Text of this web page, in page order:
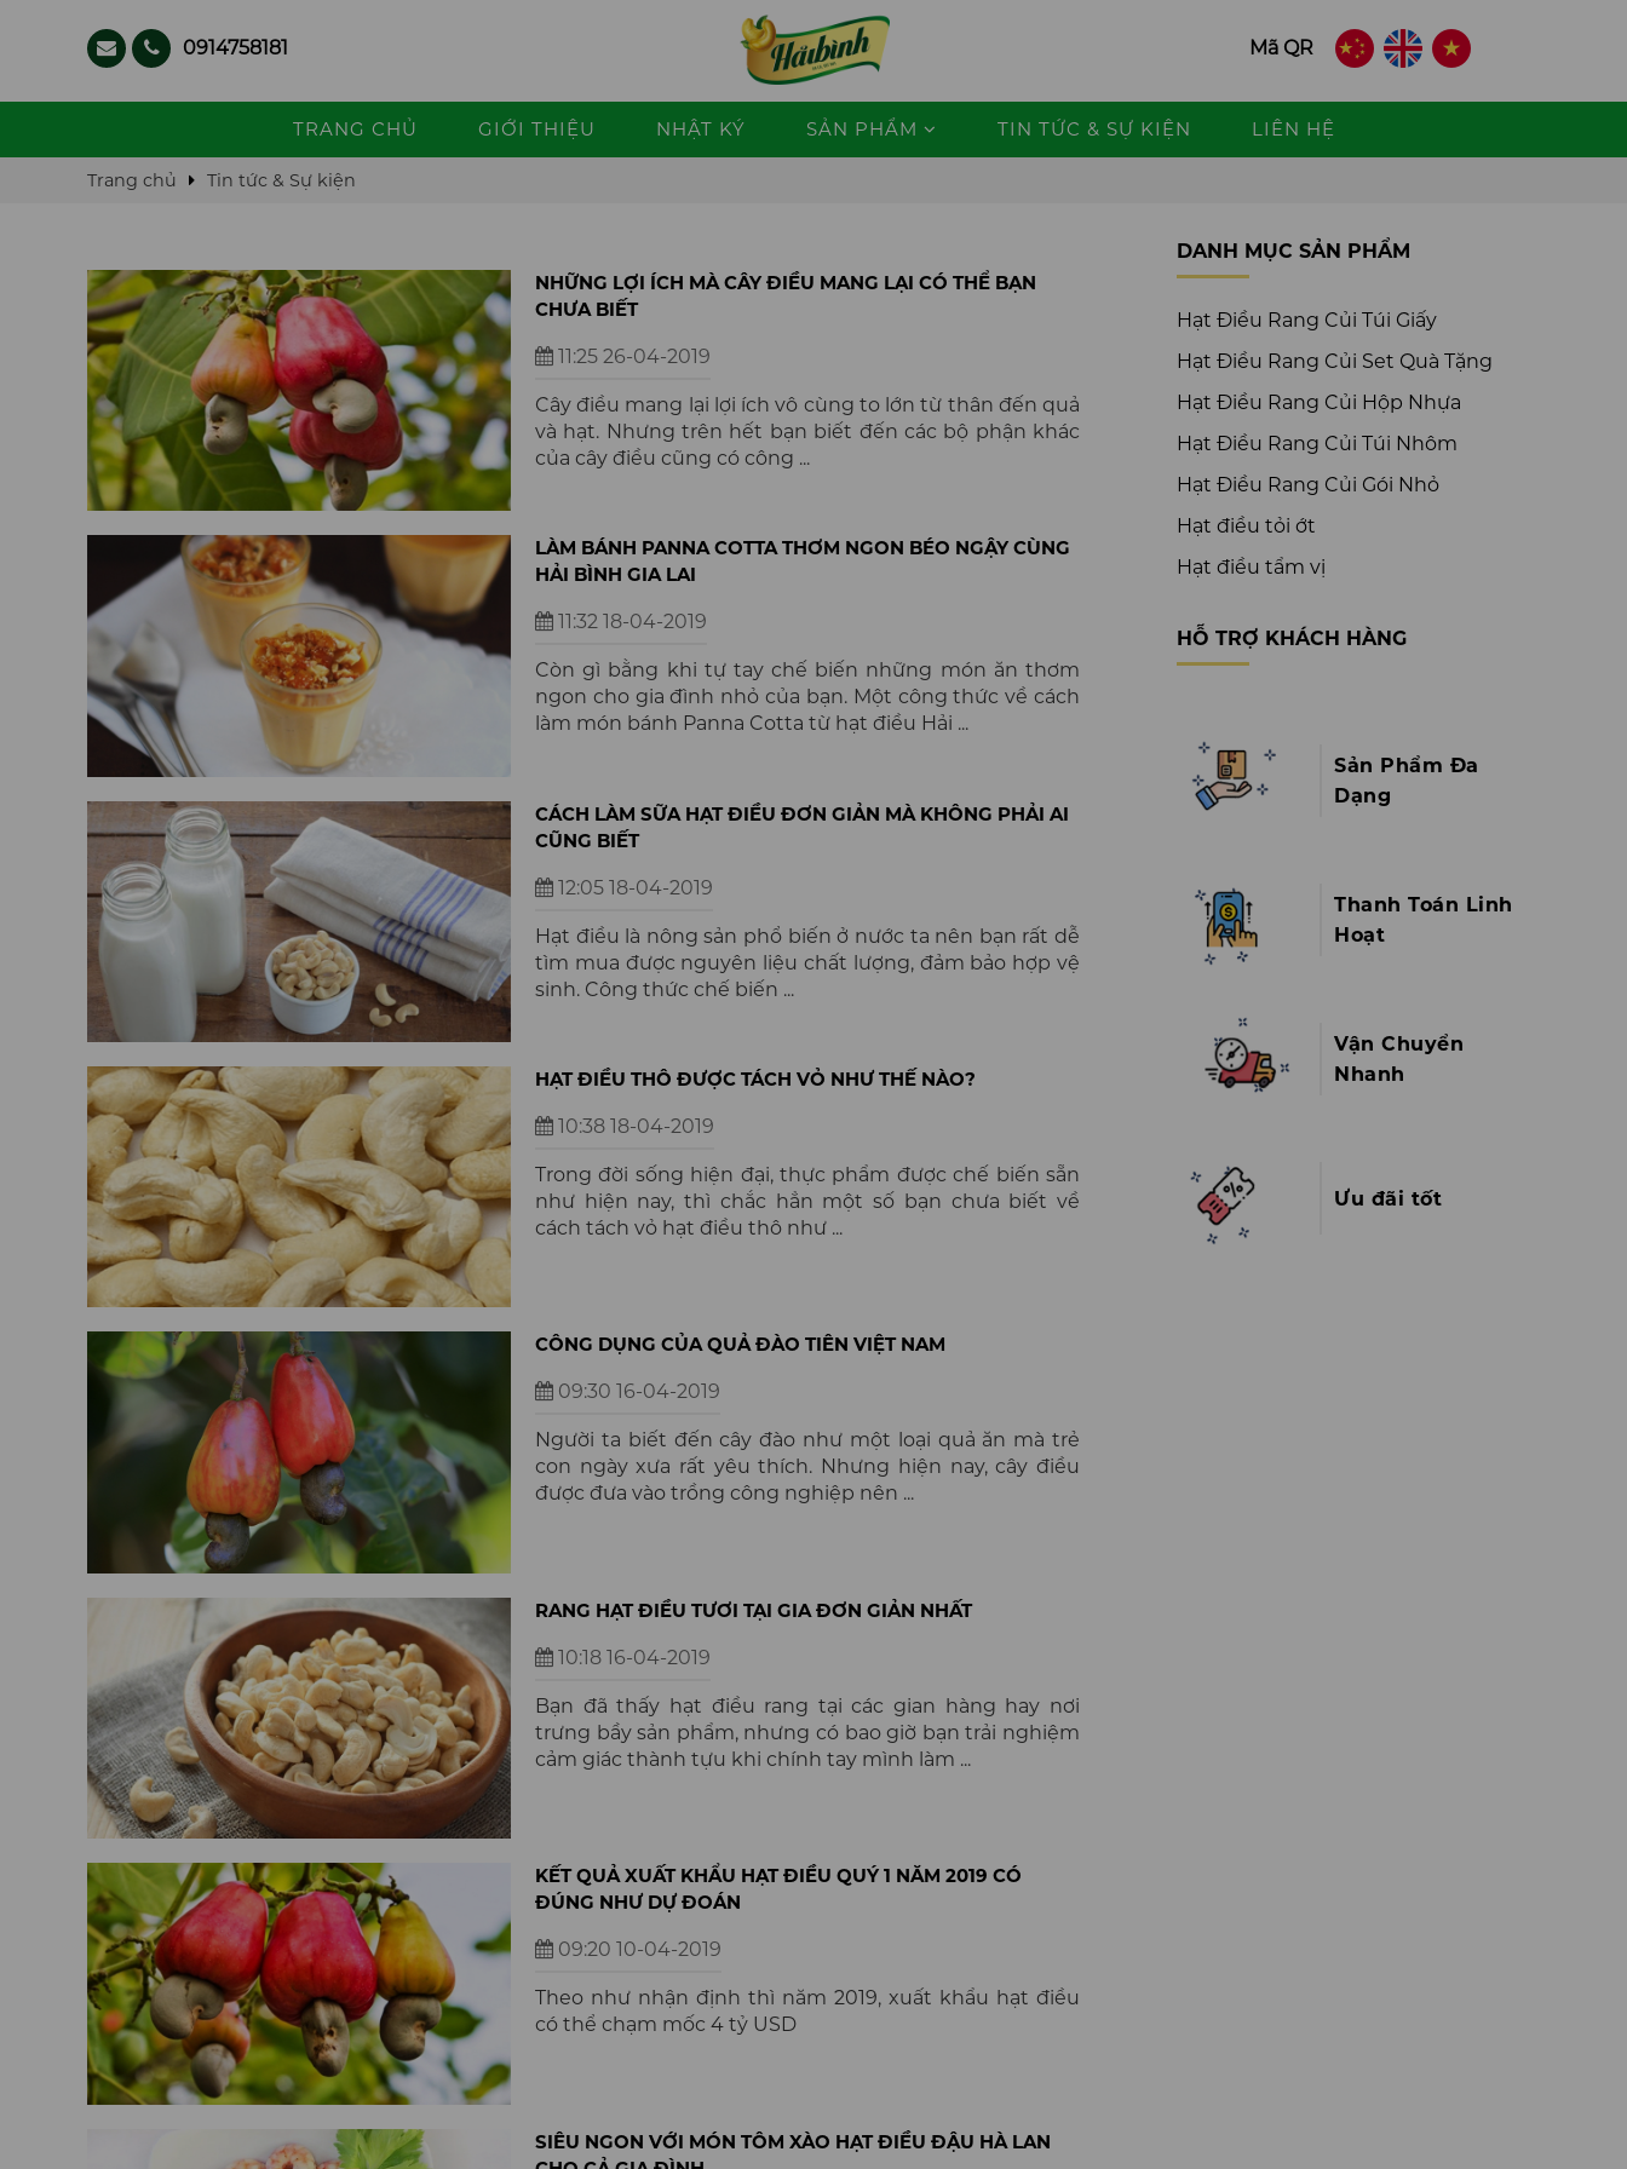
0914758181 Mã QR
TRANG CHỦ GIỚI THIỆU NHẬT KÝ SẢN PHẨM TIN TỨC & SỰ KIỆN LIÊN HỆ
Trang chủ Tin tức & Sự kiện
NHỮNG LỢI ÍCH MÀ CÂY ĐIỀU MANG LẠI CÓ THỂ BẠN
CHƯA BIẾT
11:25 26-04-2019
Cây điều mang lại lợi ích vô cùng to lớn từ thân đến quả
và hạt. Nhưng trên hết bạn biết đến các bộ phận khác
của cây điều cũng có công ...
LÀM BÁNH PANNA COTTA THƠM NGON BÉO NGẬY CÙNG
HẢI BÌNH GIA LAI
11:32 18-04-2019
Còn gì bằng khi tự tay chế biến những món ăn thơm
ngon cho gia đình nhỏ của bạn. Một công thức về cách
làm món bánh Panna Cotta từ hạt điều Hải ...
CÁCH LÀM SỮA HẠT ĐIỀU ĐƠN GIẢN MÀ KHÔNG PHẢI AI
CŨNG BIẾT
12:05 18-04-2019
Hạt điều là nông sản phổ biến ở nước ta nên bạn rất dễ
tìm mua được nguyên liệu chất lượng, đảm bảo hợp vệ
sinh. Công thức chế biến ...
HẠT ĐIỀU THÔ ĐƯỢC TÁCH VỎ NHƯ THẾ NÀO?
10:38 18-04-2019
Trong đời sống hiện đại, thực phẩm được chế biến sẵn
như hiện nay, thì chắc hẳn một số bạn chưa biết về
cách tách vỏ hạt điều thô như ...
CÔNG DỤNG CỦA QUẢ ĐÀO TIÊN VIỆT NAM
09:30 16-04-2019
Người ta biết đến cây đào như một loại quả ăn mà trẻ
con ngày xưa rất yêu thích. Nhưng hiện nay, cây điều
được đưa vào trồng công nghiệp nên ...
RANG HẠT ĐIỀU TƯƠI TẠI GIA ĐƠN GIẢN NHẤT
10:18 16-04-2019
Bạn đã thấy hạt điều rang tại các gian hàng hay nơi
trưng bầy sản phẩm, nhưng có bao giờ bạn trải nghiệm
cảm giác thành tựu khi chính tay mình làm ...
KẾT QUẢ XUẤT KHẨU HẠT ĐIỀU QUÝ 1 NĂM 2019 CÓ
ĐÚNG NHƯ DỰ ĐOÁN
09:20 10-04-2019
Theo như nhận định thì năm 2019, xuất khẩu hạt điều
có thể chạm mốc 4 tỷ USD
SIÊU NGON VỚI MÓN TÔM XÀO HẠT ĐIỀU ĐẬU HÀ LAN
DANH MỤC SẢN PHẨM
Hạt Điều Rang Củi Túi Giấy
Hạt Điều Rang Củi Set Quà Tặng
Hạt Điều Rang Củi Hộp Nhựa
Hạt Điều Rang Củi Túi Nhôm
Hạt Điều Rang Củi Gói Nhỏ
Hạt điều tỏi ớt
Hạt điều tẩm vị
HỖ TRỢ KHÁCH HÀNG
Sản Phẩm Đa
Dạng
Thanh Toán Linh
Hoạt
Vận Chuyển
Nhanh
Ưu đãi tốt